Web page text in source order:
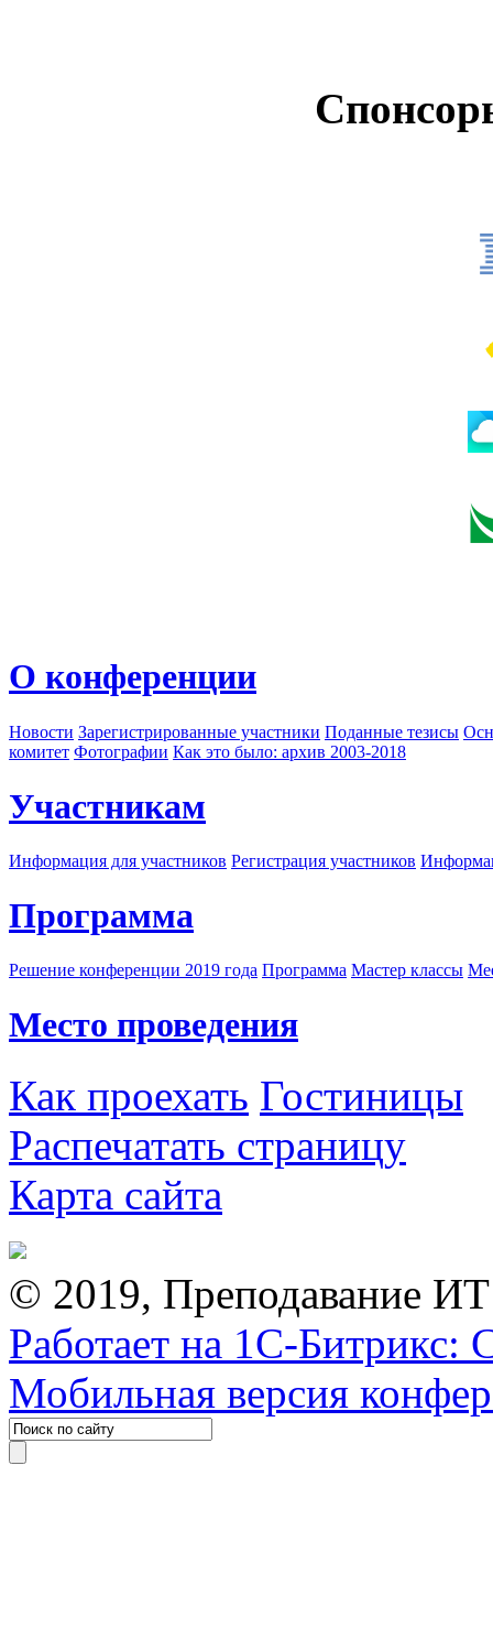
О конференции
Новости Зарегистрированные участники Поданные тезисы
комитет Фотографии Как это было: архив 2003-2018
Участникам
Информация для участников Регистрация участников
Программа
Решение конференции 2019 года Программа Мастер классы
Место проведения
Как проехать Гостиницы
Распечатать страницу
Карта сайта
© 2019, Преподавание
Работает на 1С-Битрикс:
Мобильная версия